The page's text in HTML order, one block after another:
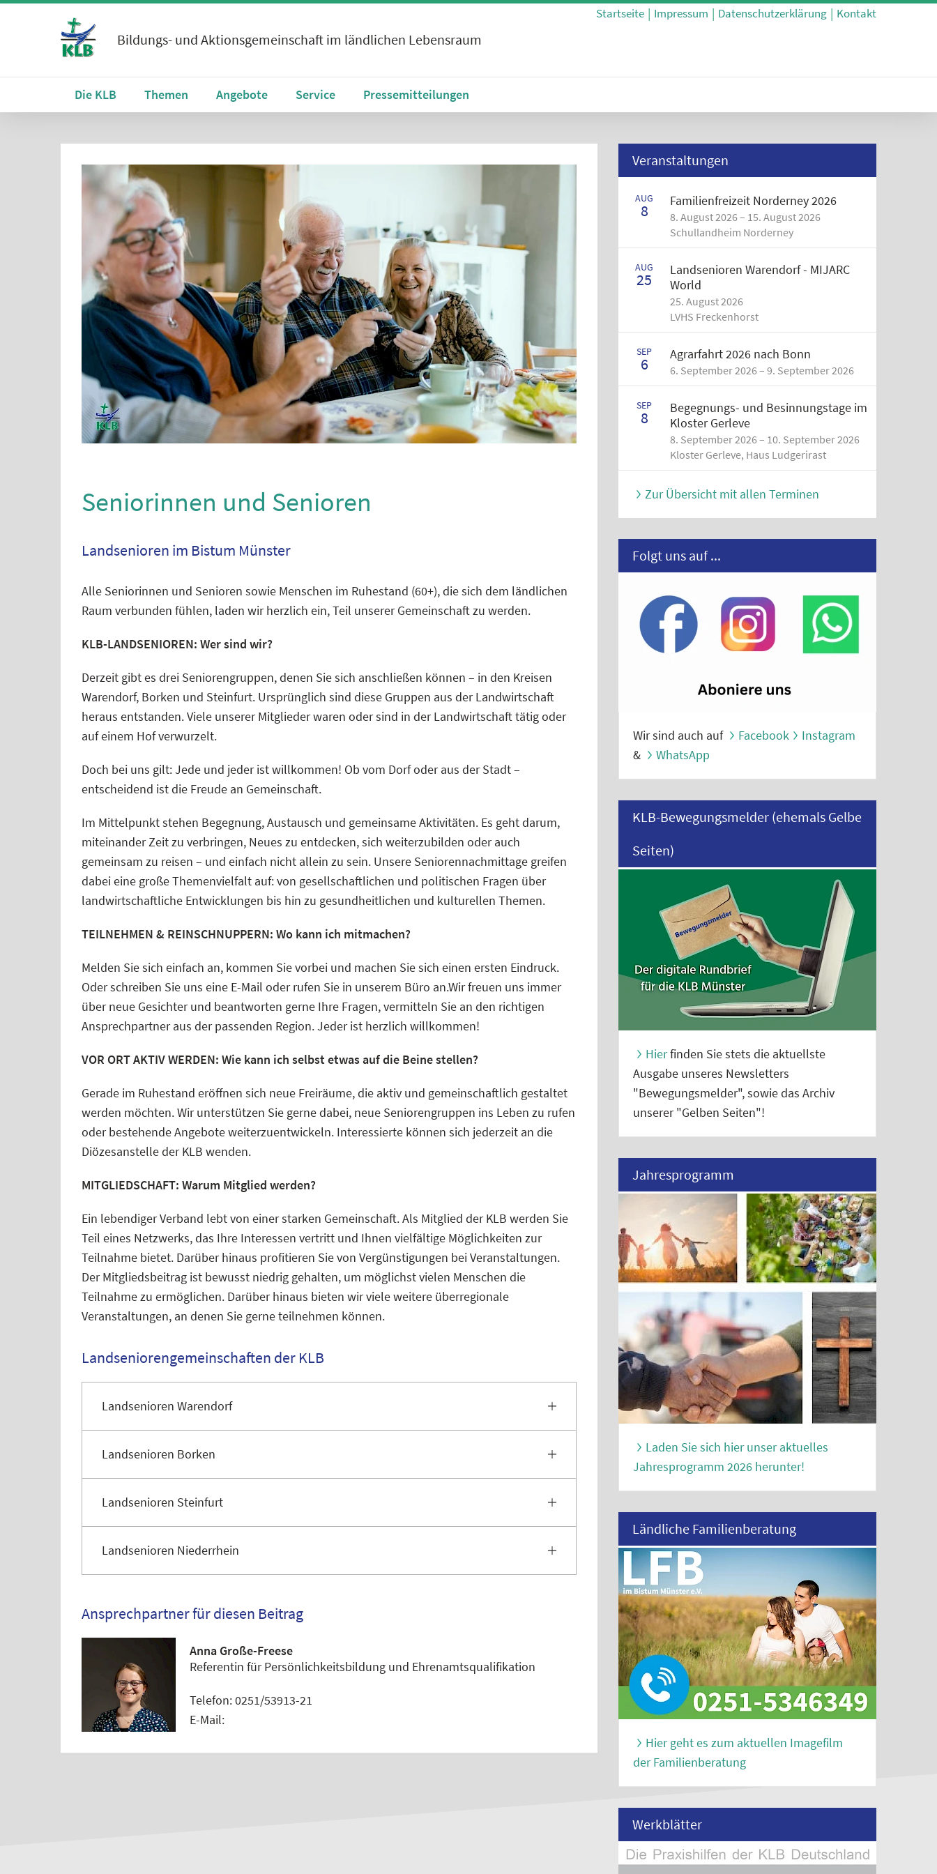
Bildungs- und Aktionsgemeinschaft im ländlichen Lebensraum
Startseite Impressum Datenschutzerklärung Kontakt
Die KLB Themen Angebote Service Pressemitteilungen
Seniorinnen und Senioren
Landsenioren im Bistum Münster
Alle Seniorinnen und Senioren sowie Menschen im Ruhestand (60+), die sich dem ländlichen
Raum verbunden fühlen, laden wir herzlich ein, Teil unserer Gemeinschaft zu werden.
KLB-LANDSENIOREN: Wer sind wir?
Derzeit gibt es drei Seniorengruppen, denen Sie sich anschließen können – in den Kreisen
Warendorf, Borken und Steinfurt. Ursprünglich sind diese Gruppen aus der Landwirtschaft
heraus entstanden. Viele unserer Mitglieder waren oder sind in der Landwirtschaft tätig oder
auf einem Hof verwurzelt.
Doch bei uns gilt: Jede und jeder ist willkommen! Ob vom Dorf oder aus der Stadt –
entscheidend ist die Freude an Gemeinschaft.
Im Mittelpunkt stehen Begegnung, Austausch und gemeinsame Aktivitäten. Es geht darum,
miteinander Zeit zu verbringen, Neues zu entdecken, sich weiterzubilden oder auch
gemeinsam zu reisen – und einfach nicht allein zu sein. Unsere Seniorennachmittage greifen
dabei eine große Themenvielfalt auf: von gesellschaftlichen und politischen Fragen über
landwirtschaftliche Entwicklungen bis hin zu gesundheitlichen und kulturellen Themen.
TEILNEHMEN & REINSCHNUPPERN: Wo kann ich mitmachen?
Melden Sie sich einfach an, kommen Sie vorbei und machen Sie sich einen ersten Eindruck.
Oder schreiben Sie uns eine E-Mail oder rufen Sie in unserem Büro an.Wir freuen uns immer
über neue Gesichter und beantworten gerne Ihre Fragen, vermitteln Sie an den richtigen
Ansprechpartner aus der passenden Region. Jeder ist herzlich willkommen!
VOR ORT AKTIV WERDEN: Wie kann ich selbst etwas auf die Beine stellen?
Gerade im Ruhestand eröffnen sich neue Freiräume, die aktiv und gemeinschaftlich gestaltet
werden möchten. Wir unterstützen Sie gerne dabei, neue Seniorengruppen ins Leben zu rufen
oder bestehende Angebote weiterzuentwickeln. Interessierte können sich jederzeit an die
Diözesanstelle der KLB wenden.
MITGLIEDSCHAFT: Warum Mitglied werden?
Ein lebendiger Verband lebt von einer starken Gemeinschaft. Als Mitglied der KLB werden Sie
Teil eines Netzwerks, das Ihre Interessen vertritt und Ihnen vielfältige Möglichkeiten zur
Teilnahme bietet. Darüber hinaus profitieren Sie von Vergünstigungen bei Veranstaltungen.
Der Mitgliedsbeitrag ist bewusst niedrig gehalten, um möglichst vielen Menschen die
Teilnahme zu ermöglichen. Darüber hinaus bieten wir viele weitere überregionale
Veranstaltungen, an denen Sie gerne teilnehmen können.
Landseniorengemeinschaften der KLB
Landsenioren Warendorf
Landsenioren Borken
Landsenioren Steinfurt
Landsenioren Niederrhein
Ansprechpartner für diesen Beitrag
Anna Große-Freese
Referentin für Persönlichkeitsbildung und Ehrenamtsqualifikation
Telefon: 0251/53913-21
E-Mail:
Veranstaltungen
AUG
8
Familienfreizeit Norderney 2026
8. August 2026 – 15. August 2026
Schullandheim Norderney
AUG
25
Landsenioren Warendorf - MIJARC
World
25. August 2026
LVHS Freckenhorst
SEP
6
Agrarfahrt 2026 nach Bonn
6. September 2026 – 9. September 2026
SEP
8
Begegnungs- und Besinnungstage im
Kloster Gerleve
8. September 2026 – 10. September 2026
Kloster Gerleve, Haus Ludgerirast
Zur Übersicht mit allen Terminen
Folgt uns auf ...
Wir sind auch auf Facebook
Instagram
&
WhatsApp
KLB-Bewegungsmelder (ehemals Gelbe
Seiten)
Hierfinden Sie stets die aktuellste
Ausgabe unseres Newsletters
"Bewegungsmelder", sowie das Archiv
unserer "Gelben Seiten"!
Jahresprogramm
Laden Sie sich hier unser aktuelles
Jahresprogramm 2026 herunter!
Ländliche Familienberatung
Hier geht es zum aktuellen Imagefilm
der Familienberatung
Werkblätter